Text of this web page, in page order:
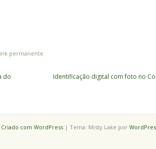
permanente.
do
Identificação digital com foto no
Criado com WordPress | Tema: Misty Lake por